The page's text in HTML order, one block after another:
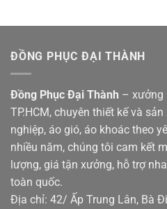
ĐỒNG PHỤC ĐẠI THÀNH
Đồng Phục Đại Thành – xưởng
TP.HCM, chuyên thiết kế và
nghiệp, áo gió, áo khoác theo
nhiều năm, chúng tôi cam kết
lượng, giá tận xưởng, hỗ trợ
toàn quốc.
Địa chỉ: 42/ Ấp Trung Lân, Bà